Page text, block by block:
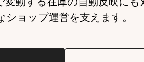
ショップ運営を支えます。